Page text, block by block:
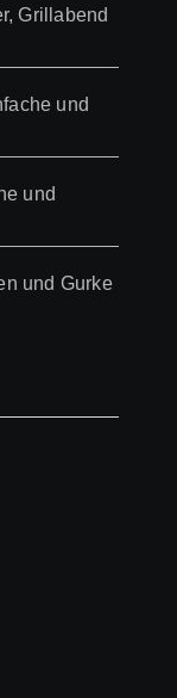
Grillabend
und
und
und Gurke